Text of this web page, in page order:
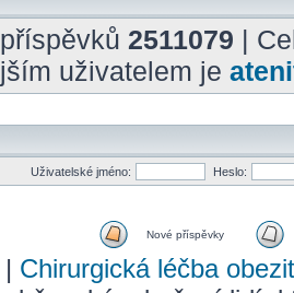
2511079 |
uživatelem je
Uživatelské jméno: Heslo:
Nové příspěvky
| Chirurgická léčba